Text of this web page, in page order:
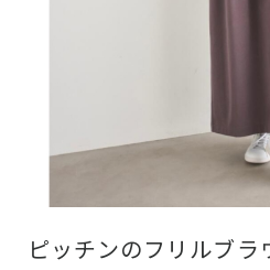
ピッチンのフリルブ